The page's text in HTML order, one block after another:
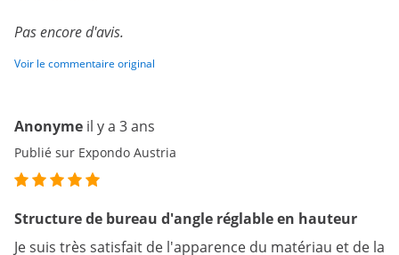
Pas encore d'avis.
Voir le commentaire original
Anonyme il y a 3 ans
Publié sur Expondo Austria
Structure de bureau d'angle réglable en hauteur
Je suis très satisfait de l'apparence du matériau et de la